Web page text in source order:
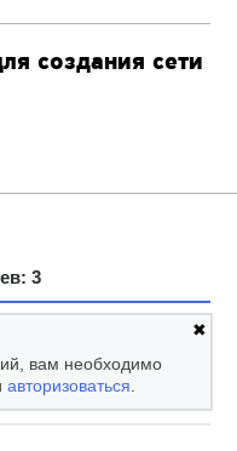
создания сети
3
✖
вам необходимо
авторизоваться.